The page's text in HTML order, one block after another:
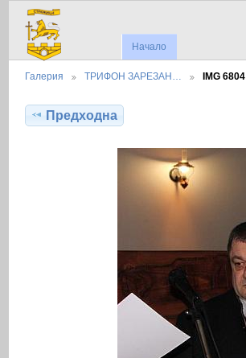
Начало
Галерия ТРИФОН ЗАРЕЗАН… IMG 6804
Предходна